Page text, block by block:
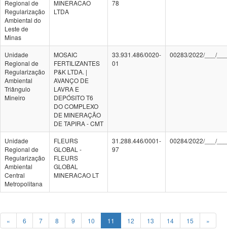
Regional de
Regularização
Ambiental do
Leste de
Minas
MINERACAO
LTDA
78
Unidade
Regional de
Regularização
Ambiental
Triângulo
Mineiro
MOSAIC
FERTILIZANTES
P&K LTDA. |
AVANÇO DE
LAVRA E
DEPÓSITO T6
DO COMPLEXO
DE MINERAÇÃO
DE TAPIRA - CMT
33.931.486/0020-
01
00283/2022/___/
Unidade
Regional de
Regularização
Ambiental
Central
Metropolitana
FLEURS
GLOBAL -
FLEURS
GLOBAL
MINERACAO LT
31.288.446/0001-
97
00284/2022/___/
« 6 7 8 9 10 11 12 13 14 15 »